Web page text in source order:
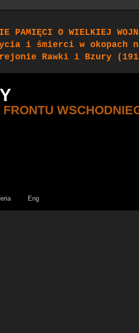
PAMIĘCI O WIELKIEJ
i śmierci w okopach
Rawki i Bzury
Eng